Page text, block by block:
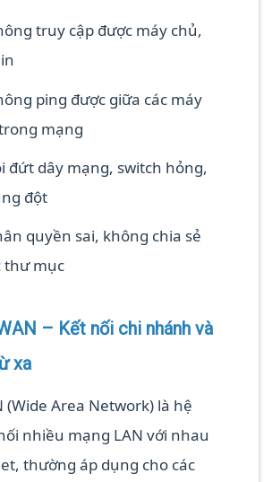
truy cập được máy chủ,
ping được giữa các máy
mạng
đứt dây mạng, switch hỏng,
đột
quyền sai, không chia sẻ
thư mục
– Kết nối chi nhánh và
xa
(Wide Area Network) là hệ
nhiều mạng LAN với nhau
thường áp dụng cho các